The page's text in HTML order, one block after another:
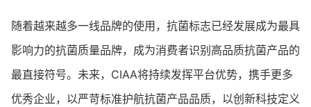
随着越来越多一线品牌的使用，抗菌标志已经发展成为最具
影响力的抗菌质量品牌，成为消费者识别高品质抗菌产品的
最直接符号。未来，CIAA将持续发挥平台优势，携手更多
优秀企业，以严苛标准护航抗菌产品品质，以创新科技定义